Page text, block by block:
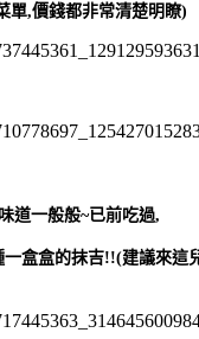
單,價錢都非常清楚明瞭)
道一般般~已前吃過,
盒盒的抹吉!!(建議來這